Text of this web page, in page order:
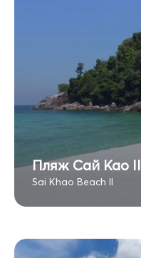
Пляж Сай Као II
Sai Khao Beach II